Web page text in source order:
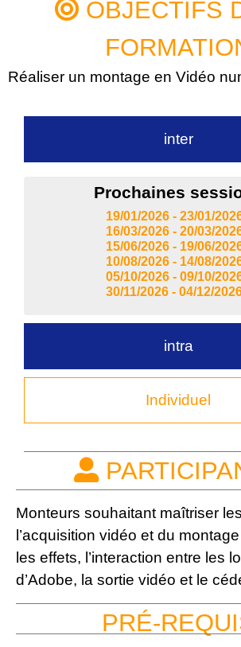
OBJECTIFS
Réaliser un montage en Vidéo
inter
intra
Individuel
Prochaines
19/01/2026 - 23/01/
16/03/2026 - 20/03/
15/06/2026 - 19/06/
10/08/2026 - 14/08/
05/10/2026 - 09/10/
30/11/2026 - 04/12/
Monteurs souhaitant maîtriser
l’acquisition vidéo et du
les effets, l’interaction entre les
d’Adobe, la sortie vidéo et le
PRÉ-